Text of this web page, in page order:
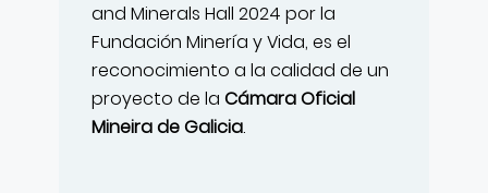
and Minerals Hall 2024 por la
Fundación Minería y Vida, es el
reconocimiento a la calidad de un
proyecto de la Cámara Oficial
Mineira de Galicia.